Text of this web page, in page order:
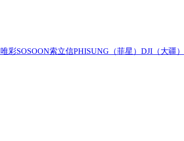
唯彩SOSOON索立信PHISUNG（菲星） DJI（大疆）